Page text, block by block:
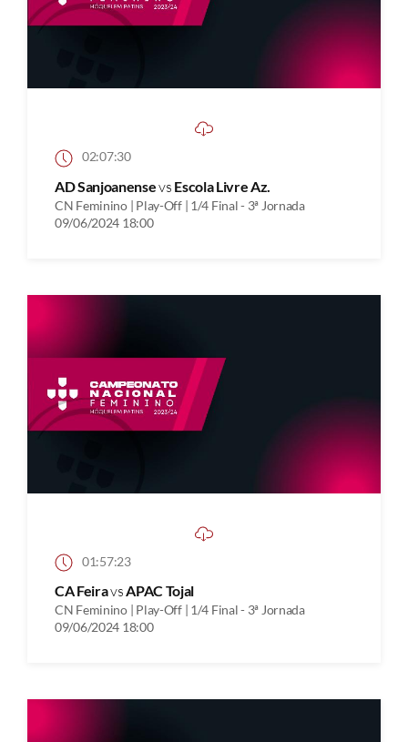
02:07:30
AD Sanjoanensevs Escola Livre Az.
CN Feminino | Play-Off | 1/4 Final - 3ª Jornada
09/06/2024 18:00
01:57:23
CA FeiravsAPAC Tojal
CN Feminino | Play-Off | 1/4 Final - 3ª Jornada
09/06/2024 18:00